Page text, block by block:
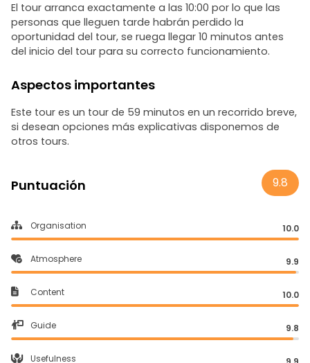
El tour arranca exactamente a las 10:00 por lo que las
personas que lleguen tarde habrán perdido la
oportunidad del tour, se ruega llegar 10 minutos antes
del inicio del tour para su correcto funcionamiento.
Aspectos importantes
Este tour es un tour de 59 minutos en un recorrido breve,
si desean opciones más explicativas disponemos de
otros tours.
Puntuación 9.8
Organisation 10.0
Atmosphere 9.9
Content 10.0
Guide 9.8
Usefulness